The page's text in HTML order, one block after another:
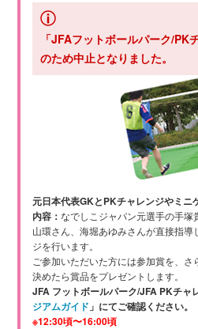
「JFAフットボールパーク/PK
のため中止となりました。
元日本代表GKとPKチャレンジやミニ
内容：なでしこジャパン元選手の手塚
山環さん、海堀あゆみさんが直接指
ジを行います。
ご参加いただいた方には参加賞を、
決めたら賞品をプレゼントします。
JFA フットボールパーク/JFA PKチャ
ジアムガイド 」にてご確認ください。
※12:30頃〜16:00頃